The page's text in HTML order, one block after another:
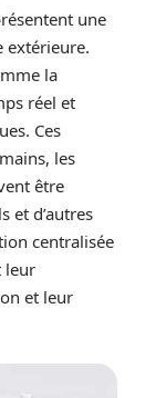
une
extérieure.
la
réel et
Ces
les
être
et d’autres
centralisée
leur
et leur